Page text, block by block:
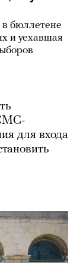
бюллетене
и уехавшая
для входа